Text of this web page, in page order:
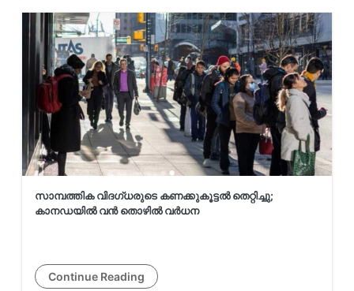
നീറ്റ് വിവാദം: പ്രധാനമന്ത്രിയെ നേരിട്ട്
കണ്ട് രാജി സന്നദ്ധത അറിയിച്ചിര...
കേരളത്തിൽ വന്ദേമാതരം രണ്ടുവരി
മാത്രമേ ഉണ്ടാകൂ എന്ന് കെ.
മുരളീധരൻ
മെസ്സി (68) അന്തരിച്...
സാമ്പത്തിക വിദഗ്ധരുടെ കണക്കുകൂട്ടൽ തെറ്റിച്ചു;
കാനഡയിൽ വൻ തൊഴിൽ വർധന
Continue Reading